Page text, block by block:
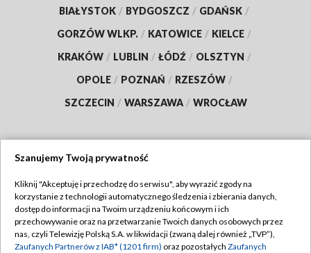
BIAŁYSTOK / BYDGOSZCZ / GDAŃSK /
GORZÓW WLKP. / KATOWICE / KIELCE /
KRAKÓW / LUBLIN / ŁÓDŹ / OLSZTYN /
OPOLE / POZNAŃ / RZESZÓW /
SZCZECIN / WARSZAWA / WROCŁAW
TVP
Abonament TVP
Emisja w TVP
Regulamin TVP
Polityka prywatności
Szanujemy Twoją prywatność
Kliknij "Akceptuję i przechodzę do serwisu", aby wyrazić zgody na
korzystanie z technologii automatycznego śledzenia i zbierania danych,
dostęp do informacji na Twoim urządzeniu końcowym i ich
przechowywanie oraz na przetwarzanie Twoich danych osobowych przez
nas, czyli Telewizję Polską S.A. w likwidacji (zwaną dalej również „TVP”),
Zaufanych Partnerów z IAB* (1201 firm) oraz pozostałych Zaufanych